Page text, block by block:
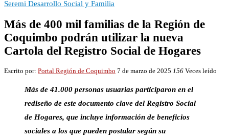
Seremi Desarrollo Social y Familia
Más de 400 mil familias de la Región de
Coquimbo podrán utilizar la nueva
Cartola del Registro Social de Hogares
Escrito por: Portal Región de Coquimbo 7 de marzo de 2025 156 Veces leído
Más de 41.000 personas usuarias participaron en el
rediseño de este documento clave del Registro Social
de Hogares, que incluye información de beneficios
sociales a los que pueden postular según su